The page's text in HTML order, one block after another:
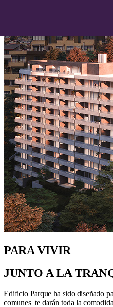
PARA VIVIR
JUNTO A LA
Edificio Parque ha sido diseñado
comunes, te darán toda la